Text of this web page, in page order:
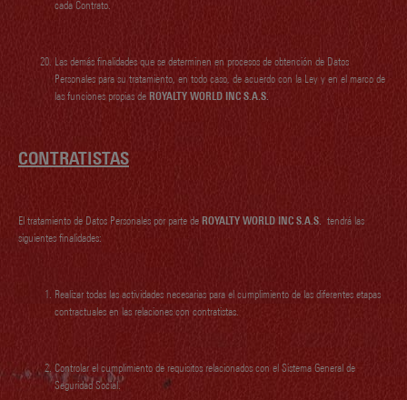
cada Contrato.
Las demás finalidades que se determinen en procesos de obtención de Datos
Personales para su tratamiento, en todo caso, de acuerdo con la Ley y en el marco de
las funciones propias de ROYALTY WORLD INC S.A.S.
CONTRATISTAS
El tratamiento de Datos Personales por parte de ROYALTY WORLD INC S.A.S. tendrá las
siguientes finalidades:
Realizar todas las actividades necesarias para el cumplimiento de las diferentes etapas
contractuales en las relaciones con contratistas.
Controlar el cumplimiento de requisitos relacionados con el Sistema General de
Seguridad Social.